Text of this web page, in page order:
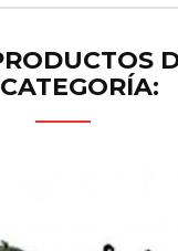
CATEGORÍA: